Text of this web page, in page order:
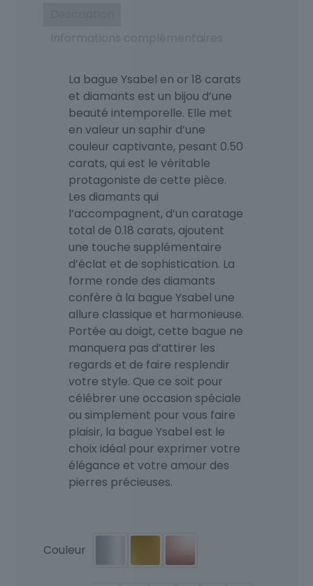
La bague Ysabel en or 18 carats
et diamants est un bijou d’une
beauté intemporelle. Elle met
en valeur un saphir d’une
couleur captivante, pesant 0.50
carats, qui est le véritable
protagoniste de cette pièce.
Les diamants qui
l’accompagnent, d’un caratage
total de 0.18 carats, ajoutent
une touche supplémentaire
d’éclat et de sophistication. La
forme ronde des diamants
confère à la bague Ysabel une
allure classique et harmonieuse.
Portée au doigt, cette bague ne
manquera pas d’attirer les
regards et de faire resplendir
votre style. Que ce soit pour
célébrer une occasion spéciale
ou simplement pour vous faire
plaisir, la bague Ysabel est le
choix idéal pour exprimer votre
élégance et votre amour des
pierres précieuses.
Couleur